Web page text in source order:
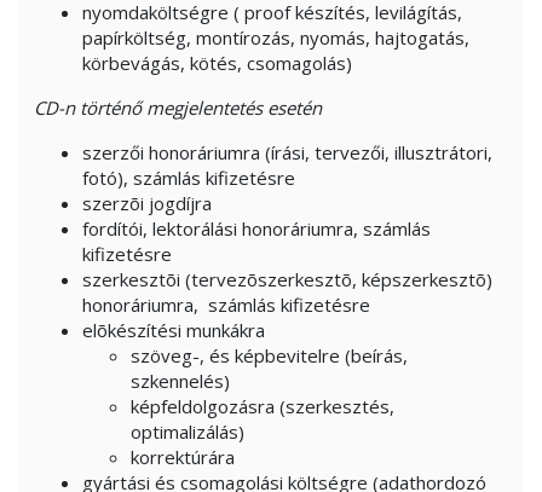
nyomdaköltségre ( proof készítés, levilágítás,
papírköltség, montírozás, nyomás, hajtogatás,
körbevágás, kötés, csomagolás)
CD-ntörténő megjelentetés esetén
szerzői honoráriumra (írási, tervezői, illusztrátori,
fotó), számlás kifizetésre
szerzõi jogdíjra
fordítói, lektorálási honoráriumra, számlás
kifizetésre
szerkesztõi (tervezõszerkesztõ, képszerkesztõ)
honoráriumra, számlás kifizetésre
elõkészítési munkákra
szöveg-, és képbevitelre (beírás,
szkennelés)
képfeldolgozásra (szerkesztés,
optimalizálás)
korrektúrára
gyártási és csomagolási költségre (adathordozó